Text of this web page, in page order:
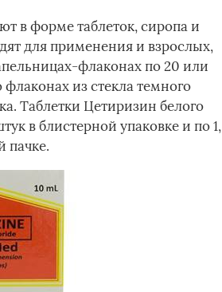
в форме таблеток, сиропа и
для применения и взрослых,
флаконах по 20 или
из стекла темного
Таблетки Цетиризин белого
в блистерной упаковке и по 1,
пачке.